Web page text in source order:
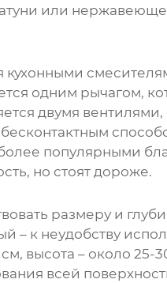
или
одним рычагом,
двумя
популярными
но стоят дороже.
размеру и
– к неудобству
высота – около
всей